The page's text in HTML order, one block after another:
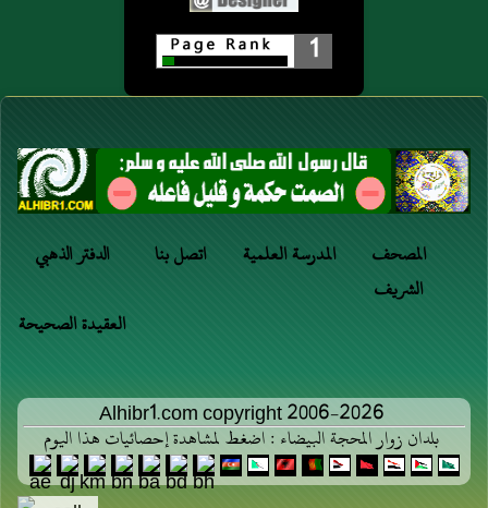
1
الدفتر الذهبي اتصل بنا المدرسة العلمية
المصحف
الشريف
العقيدة الصحيحة
Alhibr1.com copyright 2006-2026
بلدان زوار المحجة البيضاء : اضغط لمشاهدة إحصائيات هذا اليوم